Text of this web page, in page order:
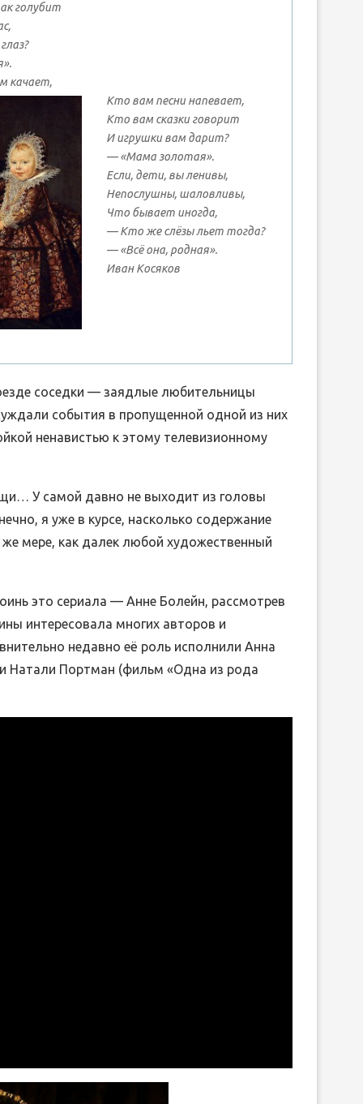
голyбит
качает,
Кто вам песни напевает,
Кто вам сказки говоpит
И игpyшки вам даpит?
— «Мама золотая».
Если, дети, вы ленивы,
Hепослyшны, шаловливы,
Что бывает иногда,
— Кто же слёзы льет тогда?
— «Всё она, pодная».
Иван Косяков
соседки — заядлые любительницы
события в пропущенной одной из них
ненавистью к этому телевизионному
У самой давно не выходит из головы
я уже в курсе, насколько содержание
мере, как далек любой художественный
это сериала — Анне Болейн, рассмотрев
интересовала многих авторов и
недавно её роль исполнили Анна
Натали Портман (фильм «Одна из рода
05.Июн.2026